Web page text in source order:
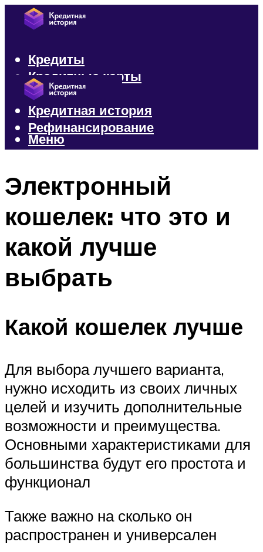
Кредиты
Кредитные карты
Микрозаймы
Кредитная история
Рефинансирование
Меню
Электронный
кошелек: что это и
какой лучше
выбрать
Какой кошелек лучше
Для выбора лучшего варианта,
нужно исходить из своих личных
целей и изучить дополнительные
возможности и преимущества.
Основными характеристиками для
большинства будут его простота и
функционал
Также важно на сколько он
распространен и универсален